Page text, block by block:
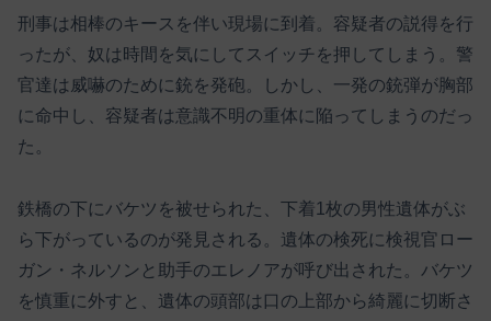
刑事は相棒のキースを伴い現場に到着。容疑者の説得を行
ったが、奴は時間を気にしてスイッチを押してしまう。警
官達は威嚇のために銃を発砲。しかし、一発の銃弾が胸部
に命中し、容疑者は意識不明の重体に陥ってしまうのだっ
た。
鉄橋の下にバケツを被せられた、下着1枚の男性遺体がぶ
ら下がっているのが発見される。遺体の検死に検視官ロー
ガン・ネルソンと助手のエレノアが呼び出された。バケツ
を慎重に外すと、遺体の頭部は口の上部から綺麗に切断さ